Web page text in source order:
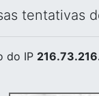
tentativas
do IP